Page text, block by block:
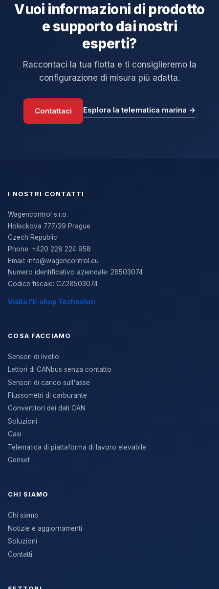
Vuoi informazioni di prodotto
e supporto dai nostri
esperti?
Raccontaci la tua flotta e ti consiglieremo la
configurazione di misura più adatta.
Contattaci Esplora la telematica marina →
I NOSTRI CONTATTI
Wagencontrol s.r.o.
Holeckova 777/39 Prague
Czech Republic
Phone: +420 228 224 958
Email: info@wagencontrol.eu
Numero identificativo aziendale: 28503074
Codice fiscale: CZ28503074
Visita l'E-shop Technoton
COSA FACCIAMO
Sensori di livello
Lettori di CANbus senza contatto
Sensori di carico sull'asse
Flussometri di carburante
Convertitori dei dati CAN
Soluzioni
Casi
Telematica di piattaforma di lavoro elevabile
Genset
CHI SIAMO
Chi siamo
Notizie e aggiornamenti
Soluzioni
Contatti